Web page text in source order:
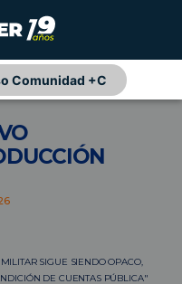
Comunidad +C
SIGUE SIENDO OPACO,
DE CUENTAS PÚBLICA"